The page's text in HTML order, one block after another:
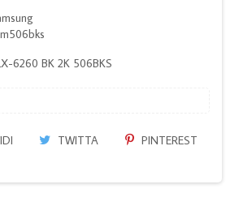
6260 BK 2K 506BKS
TWITTA PINTEREST